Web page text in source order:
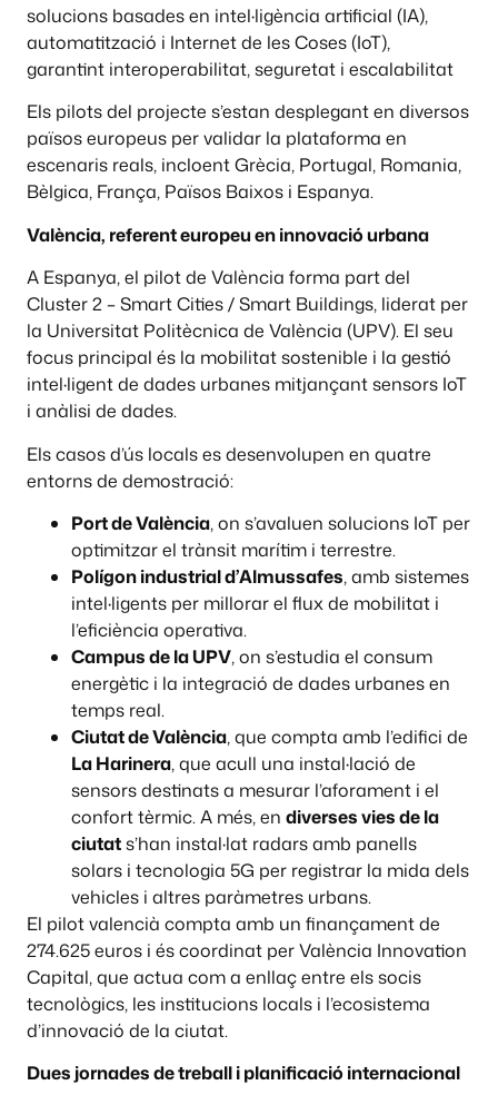
solucions basades en intel·ligència artificial (IA),
automatització i Internet de les Coses (IoT),
garantint interoperabilitat, seguretat i escalabilitat
Els pilots del projecte s’estan desplegant en diversos
països europeus per validar la plataforma en
escenaris reals, incloent Grècia, Portugal, Romania,
Bèlgica, França, Països Baixos i Espanya.
València, referent europeu en innovació urbana
A Espanya, el pilot de València forma part del
Cluster 2 – Smart Cities / Smart Buildings, liderat per
la Universitat Politècnica de València (UPV). El seu
focus principal és la mobilitat sostenible i la gestió
intel·ligent de dades urbanes mitjançant sensors IoT
i anàlisi de dades.
Els casos d’ús locals es desenvolupen en quatre
entorns de demostració:
Port de València, on s’avaluen solucions IoT per
optimitzar el trànsit marítim i terrestre.
Polígon industrial d’Almussafes, amb sistemes
intel·ligents per millorar el flux de mobilitat i
l’eficiència operativa.
Campus de la UPV, on s’estudia el consum
energètic i la integració de dades urbanes en
temps real.
Ciutat de València, que compta amb l’edifici de
La Harinera, que acull una instal·lació de
sensors destinats a mesurar l’aforament i el
confort tèrmic. A més, en diverses vies de la
ciutats’han instal·lat radars amb panells
solars i tecnologia 5G per registrar la mida dels
vehicles i altres paràmetres urbans.
El pilot valencià compta amb un finançament de
274.625 euros i és coordinat per València Innovation
Capital, que actua com a enllaç entre els socis
tecnològics, les institucions locals i l’ecosistema
d’innovació de la ciutat.
Dues jornades de treball i planificació internacional